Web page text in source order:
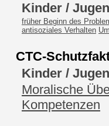
Kinder /
früher Beginn des
antisoziales Verhalten
CTC-
Kinder /
Moralische
Kompetenzen